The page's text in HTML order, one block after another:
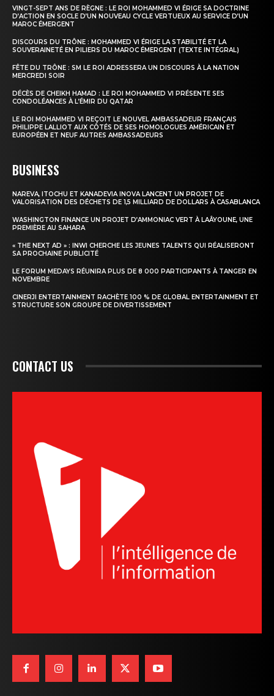
VINGT-SEPT ANS DE RÈGNE : LE ROI MOHAMMED VI ÉRIGE SA DOCTRINE
D’ACTION EN SOCLE D’UN NOUVEAU CYCLE VERTUEUX AU SERVICE D’UN
MAROC ÉMERGENT
DISCOURS DU TRÔNE : MOHAMMED VI ÉRIGE LA STABILITÉ ET LA
SOUVERAINETÉ EN PILIERS DU MAROC ÉMERGENT (TEXTE INTÉGRAL)
FÊTE DU TRÔNE : SM LE ROI ADRESSERA UN DISCOURS À LA NATION
MERCREDI SOIR
DÉCÈS DE CHEIKH HAMAD : LE ROI MOHAMMED VI PRÉSENTE SES
CONDOLÉANCES À L’ÉMIR DU QATAR
LE ROI MOHAMMED VI REÇOIT LE NOUVEL AMBASSADEUR FRANÇAIS
PHILIPPE LALLIOT AUX CÔTÉS DE SES HOMOLOGUES AMÉRICAIN ET
EUROPÉEN ET NEUF AUTRES AMBASSADEURS
BUSINESS
NAREVA, ITOCHU ET KANADEVIA INOVA LANCENT UN PROJET DE
VALORISATION DES DÉCHETS DE 1,5 MILLIARD DE DOLLARS À CASABLANCA
WASHINGTON FINANCE UN PROJET D’AMMONIAC VERT À LAÂYOUNE, UNE
PREMIÈRE AU SAHARA
« THE NEXT AD » : INWI CHERCHE LES JEUNES TALENTS QUI RÉALISERONT
SA PROCHAINE PUBLICITÉ
LE FORUM MEDAYS RÉUNIRA PLUS DE 8 000 PARTICIPANTS À TANGER EN
NOVEMBRE
CINERJI ENTERTAINMENT RACHÈTE 100 % DE GLOBAL ENTERTAINMENT ET
STRUCTURE SON GROUPE DE DIVERTISSEMENT
CONTACT US